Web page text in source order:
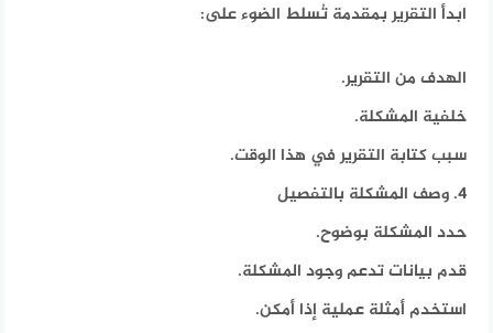
ابدأ التقرير بمقدمة تُسلط الضوء على:
الهدف من التقرير.
خلفية المشكلة.
سبب كتابة التقرير في هذا الوقت.
4. وصف المشكلة بالتفصيل
حدد المشكلة بوضوح.
قدم بيانات تدعم وجود المشكلة.
استخدم أمثلة عملية إذا أمكن.